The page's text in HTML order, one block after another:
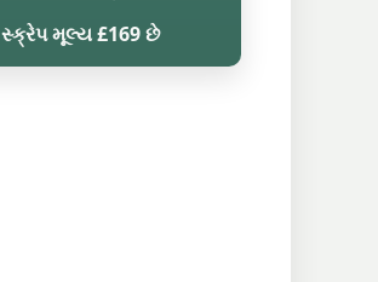
સ્ક્રેપ મૂલ્ય £169 છે